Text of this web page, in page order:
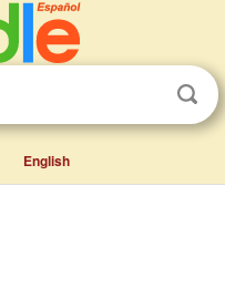
English